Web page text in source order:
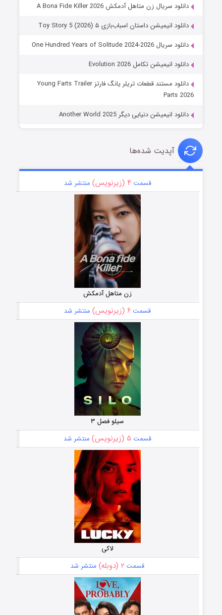
دانلود سریال زن متاهل آدمکش A Bona Fide Killer 2026
دانلود انیمیشن داستان اسباب‌بازی ۵ Toy Story 5 (2026)
دانلود سریال One Hundred Years of Solitude 2024-2026
دانلود انیمیشن تکامل Evolution 2026
دانلود مستند قطعات تریلر یانگ فارتز Young Farts Trailer
Parts 2026
دانلود انیمیشن دنیایی دیگر Another World 2025
آپدیت شده‌ها
قسمت۴ (زیرنویس) منتشر شد
زن متاهل آدمکش
قسمت ۶ (زیرنویس) منتشر شد
سیلو فصل ۳
قسمت ۵ (زیرنویس) منتشر شد
لاکی
قسمت ۲ (دوبله) منتشر شد